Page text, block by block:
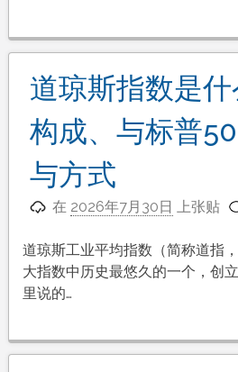
道琼斯指数是
构成、与标普
与方式
在 2026年7月30日 上张贴
道琼斯工业平均指数（简称道指
大指数中历史最悠久的一个，创
里说的…